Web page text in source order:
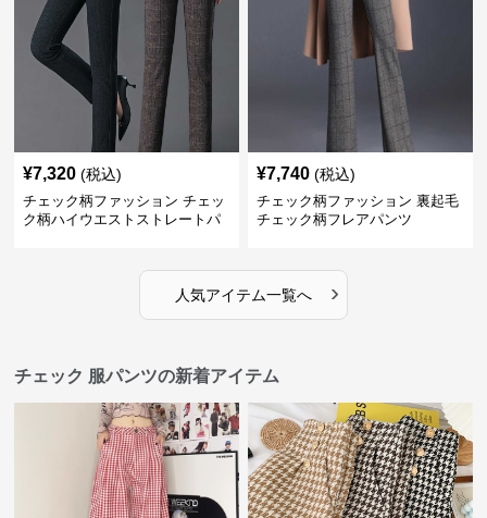
¥7,320 (税込)
チェック柄ファッション チェッ
ク柄ハイウエストストレートパ
¥7,740 (税込)
チェック柄ファッション 裏起毛
チェック柄フレアパンツ
人気アイテム一覧へ ›
チェック 服パンツの新着アイテム